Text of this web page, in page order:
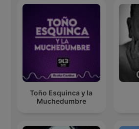
Toño Esquinca y la
Muchedumbre